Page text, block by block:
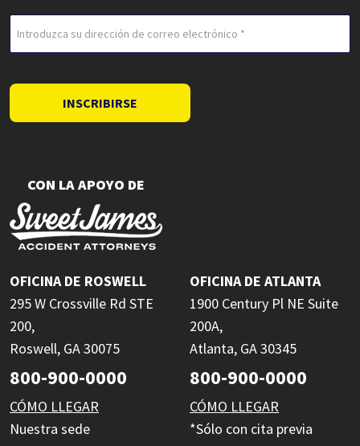
electrónico
INSCRIBIRSE
CON LA APOYO DE
OFICINA DE ROSWELL
295 W Crossville Rd STE
200,
Roswell, GA 30075
800-900-0000
CÓMO LLEGAR
Nuestra sede
OFICINA DE ATLANTA
1900 Century Pl NE Suite
200A,
Atlanta, GA 30345
800-900-0000
CÓMO LLEGAR
*Sólo con cita previa